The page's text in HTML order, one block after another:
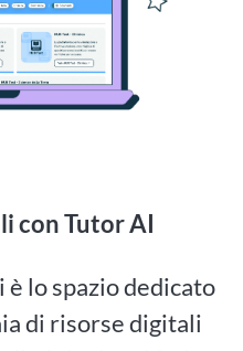
con Tutor AI
lo spazio dedicato
di risorse digitali